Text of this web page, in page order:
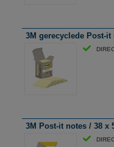
3M gerecyclede Post-
3M Post-it notes / 38 x